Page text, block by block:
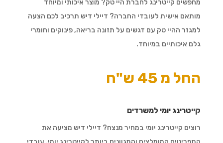
מחפשים קייטרינג לחברת היי טק? מוצר איכותי ומיוחד
מותאם אישית לעובדי החברה? דיילי דיש תרכיב לכם הצעה
למגזר ההיי טק עם דגשים על תזונה בריאה, פינוקים וחומרי
גלם איכותיים במיוחד.
החל מ 45 ש"ח
קייטרינג יומי למשרדים
רוצים קייטרינג יומי במחיר מנצח? דיילי דיש מציעה את